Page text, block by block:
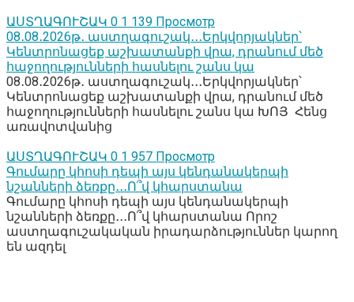
ԱՍՏՂԱԳՈՒՇԱԿ 0 1 139 Просмотр
08․08․2026թ․ աստղագուշակ․․․Երկվորյակներ՝
Կենտրոնացեք աշխատանքի վրա, դրանում մեծ
հաջողությունների հասնելու շանս կա
08․08․2026թ․ աստղագուշակ․․․Երկվորյակներ՝
Կենտրոնացեք աշխատանքի վրա, դրանում մեծ
հաջողությունների հասնելու շանս կա ԽՈՅ Հենց
առավոտվանից
ԱՍՏՂԱԳՈՒՇԱԿ 0 1 957 Просмотр
Գումարը կհոսի դեպի այս կենդանակերպի
նշանների ձեռքը․․․Ո՞վ կհարստանա
Գումարը կհոսի դեպի այս կենդանակերպի
նշանների ձեռքը․․․Ո՞վ կհարստանա Որոշ
աստղագուշակական իրադարձություններ կարող
են ազդել